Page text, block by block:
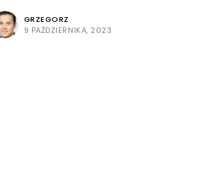
GRZEGORZ
9 PAŹDZIERNIKA, 2023